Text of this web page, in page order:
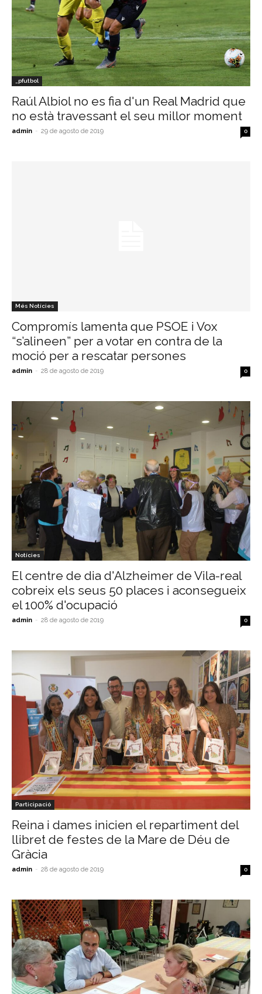
_pfutbol
Raúl Albiol no es fia d'un Real Madrid que
no està travessant el seu millor moment
admin - 29 de agosto de 2019 0
Més Notícies
Compromís lamenta que PSOE i Vox
“s’alineen” per a votar en contra de la
moció per a rescatar persones
admin - 28 de agosto de 2019 0
Notícies
El centre de dia d'Alzheimer de Vila-real
cobreix els seus 50 places i aconsegueix
el 100% d'ocupació
admin - 28 de agosto de 2019 0
Participació
Reina i dames inicien el repartiment del
llibret de festes de la Mare de Déu de
Gràcia
admin - 28 de agosto de 2019 0